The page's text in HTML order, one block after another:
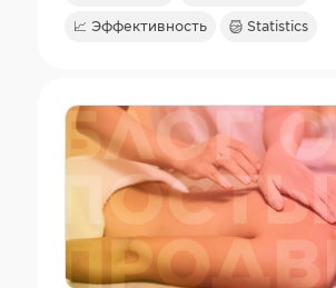
📈 Эффективность Statistics